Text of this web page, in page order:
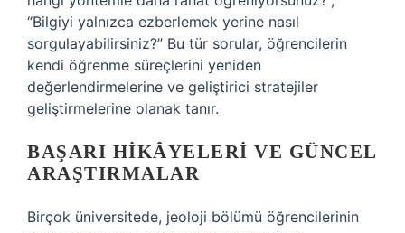
“Bilgiyi yalnızca ezberlemek yerine nasıl
sorgulayabilirsiniz?” Bu tür sorular, öğrencilerin
kendi öğrenme süreçlerini yeniden
değerlendirmelerine ve geliştirici stratejiler
geliştirmelerine olanak tanır.
BAŞARI HIKÂYELERI VE GÜNCEL
ARAŞTIRMALAR
Birçok üniversitede, jeoloji bölümü öğrencilerinin